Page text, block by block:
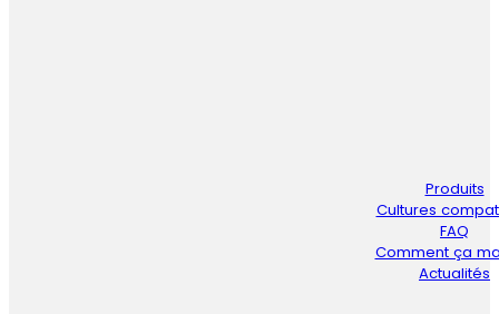
Produits
Cultures
FAQ
Comment ça
Actualités